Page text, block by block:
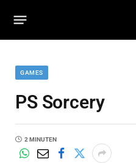
GAMES
PS Sorcery
2 MINUTEN